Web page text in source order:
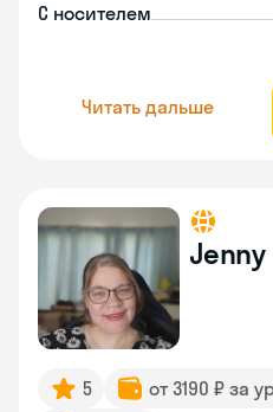
С носителем
Читать дальше
Jenny
5 от 3190 ₽ за